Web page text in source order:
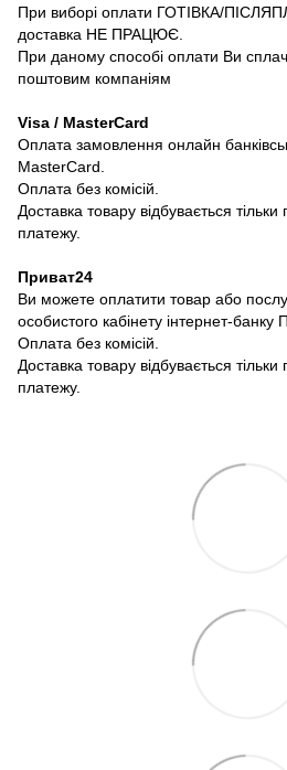
При виборі оплати ГОТІВКА/
доставка НЕ ПРАЦЮЄ.
При даному способі оплати Ви
поштовим компаніям
Visa / MasterCard
Оплата замовлення онлайн
MasterCard.
Оплата без комісій.
Доставка товару відбувається
платежу.
Приват24
Ви можете оплатити товар або
особистого кабінету інтернет-банку
Оплата без комісій.
Доставка товару відбувається
платежу.